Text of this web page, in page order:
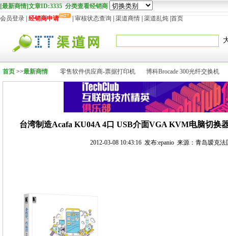
[最新商情]文章ID:3335 分类查看经销商
会员登录 经销商申请 审核状态查询 渠道商情 渠道乱炖 首页
首页 >>最新商情 零售软件供应商-票据打印机 博科Brocade 300光纤交换机
台湾制造Acafa KU04A 4口 USB介面VGA KVM电脑切换
2012-03-08 10:43:16 发布:epanio 来源：青岛瑷克